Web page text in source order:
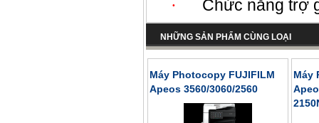
·
Chức năng trợ
NHỮNG SẢN PHẨM CÙNG LOẠI
Máy Photocopy FUJIFILM
Apeos 3560/3060/2560
Máy